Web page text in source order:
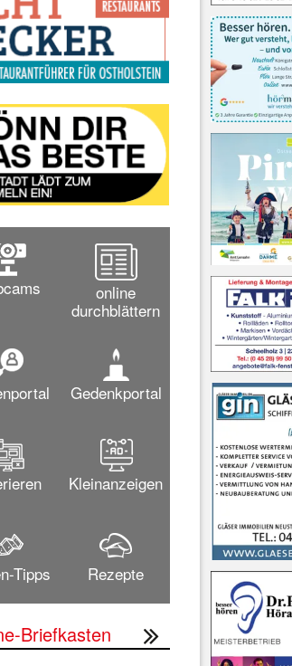
online
durchblättern
Gedenkportal
Kleinanzeigen
Tipps Rezepte
Briefkasten